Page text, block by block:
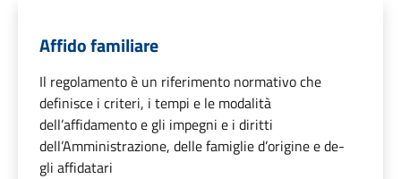
Affido familiare
Il regolamento è un riferimento normativo che
definisce i criteri, i tempi e le modalità
dell’affidamento e gli impegni e i diritti
dell’Amministrazione, delle famiglie d’origine e de-
gli affidatari